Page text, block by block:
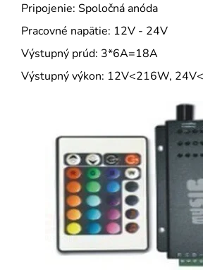
Pripojenie: Spoločná anóda
Pracovné napätie: 12V - 24V
Výstupný prúd: 3*6A=18A
Výstupný výkon: 12V<216W,